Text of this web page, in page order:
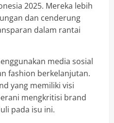
2025. Mereka lebih
dan cenderung
dalam rantai
media sosial
fashion berkelanjutan.
yang memiliki visi
mengkritisi brand
pada isu ini.